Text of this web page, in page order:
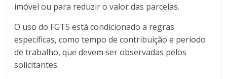
imóvel ou para reduzir o valor das parcelas.
O uso do FGTS está condicionado a regras
específicas, como tempo de contribuição e período
de trabalho, que devem ser observadas pelos
solicitantes.